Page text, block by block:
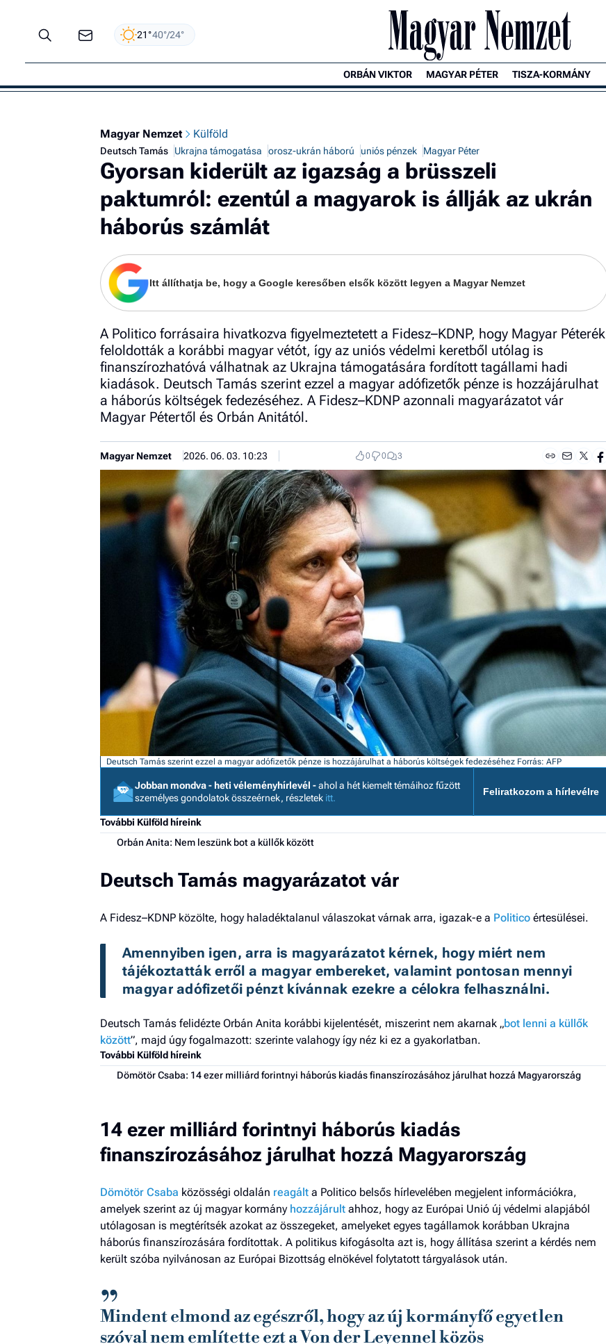
21°40°/24°
ORBÁN VIKTOR MAGYAR PÉTER TISZA-KORMÁNY
Magyar Nemzet Külföld
Deutsch Tamás Ukrajna támogatása orosz-ukrán háború uniós pénzek Magyar Péter
Gyorsan kiderült az igazság a brüsszeli
paktumról: ezentúl a magyarok is állják az ukrán
háborús számlát
Itt állíthatja be, hogy a Google keresőben elsők között legyen a Magyar Nemzet
A Politico forrásaira hivatkozva figyelmeztetett a Fidesz–KDNP, hogy Magyar Péterék
feloldották a korábbi magyar vétót, így az uniós védelmi keretből utólag is
finanszírozhatóvá válhatnak az Ukrajna támogatására fordított tagállami hadi
kiadások. Deutsch Tamás szerint ezzel a magyar adófizetők pénze is hozzájárulhat
a háborús költségek fedezéséhez. A Fidesz–KDNP azonnali magyarázatot vár
Magyar Pétertől és Orbán Anitától.
Magyar Nemzet 2026. 06. 03. 10:23 0 0 3
Deutsch Tamás szerint ezzel a magyar adófizetők pénze is hozzájárulhat a háborús költségek fedezéséhez Forrás: AFP
Jobban mondva - heti véleményhírlevél -ahol a hét kiemelt témáihoz fűzött
személyes gondolatok összeérnek, részletek itt.
Feliratkozom a hírlevélre
További Külföld híreink
Orbán Anita: Nem leszünk bot a küllők között
Deutsch Tamás magyarázatot vár
A Fidesz–KDNP közölte, hogy haladéktalanul válaszokat várnak arra, igazak-e a Politico értesülései.
Amennyiben igen, arra is magyarázatot kérnek, hogy miért nem
tájékoztatták erről a magyar embereket, valamint pontosan mennyi
magyar adófizetői pénzt kívánnak ezekre a célokra felhasználni.
Deutsch Tamás felidézte Orbán Anita korábbi kijelentését, miszerint nem akarnak „bot lenni a küllők
között”, majd úgy fogalmazott: szerinte valahogy így néz ki ez a gyakorlatban.
További Külföld híreink
Dömötör Csaba: 14 ezer milliárd forintnyi háborús kiadás finanszírozásához járulhat hozzá Magyarország
14 ezer milliárd forintnyi háborús kiadás
finanszírozásához járulhat hozzá Magyarország
Dömötör Csaba közösségi oldalán reagált a Politico belsős hírlevelében megjelent információkra,
amelyek szerint az új magyar kormány hozzájárult ahhoz, hogy az Európai Unió új védelmi alapjából
utólagosan is megtérítsék azokat az összegeket, amelyeket egyes tagállamok korábban Ukrajna
háborús finanszírozására fordítottak. A politikus kifogásolta azt is, hogy állítása szerint a kérdés nem
került szóba nyilvánosan az Európai Bizottság elnökével folytatott tárgyalások után.
Mindent elmond az egészről, hogy az új kormányfő egyetlen
szóval nem említette ezt a Von der Leyennel közös